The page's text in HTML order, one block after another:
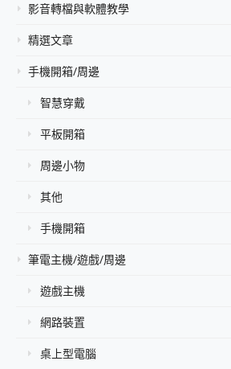
影音轉檔與軟體教學
精選文章
手機開箱/周邊
智慧穿戴
平板開箱
周邊小物
其他
手機開箱
筆電主機/遊戲/周邊
遊戲主機
網路裝置
桌上型電腦